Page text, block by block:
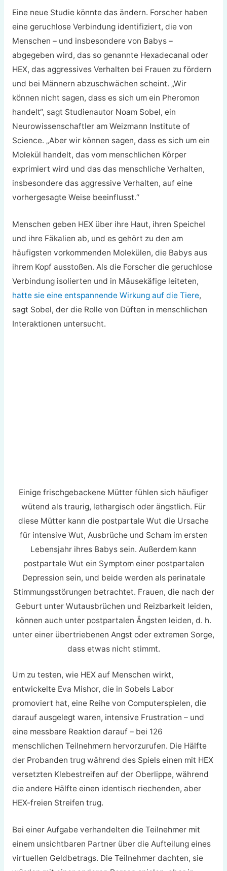
Eine neue Studie könnte das ändern. Forscher haben
eine geruchlose Verbindung identifiziert, die von
Menschen – und insbesondere von Babys –
abgegeben wird, das so genannte Hexadecanal oder
HEX, das aggressives Verhalten bei Frauen zu fördern
und bei Männern abzuschwächen scheint. „Wir
können nicht sagen, dass es sich um ein Pheromon
handelt“, sagt Studienautor Noam Sobel, ein
Neurowissenschaftler am Weizmann Institute of
Science. „Aber wir können sagen, dass es sich um ein
Molekül handelt, das vom menschlichen Körper
exprimiert wird und das das menschliche Verhalten,
insbesondere das aggressive Verhalten, auf eine
vorhergesagte Weise beeinflusst.“
Menschen geben HEX über ihre Haut, ihren Speichel
und ihre Fäkalien ab, und es gehört zu den am
häufigsten vorkommenden Molekülen, die Babys aus
ihrem Kopf ausstoßen. Als die Forscher die geruchlose
Verbindung isolierten und in Mäusekäfige leiteten,
hatte sie eine entspannende Wirkung auf die Tiere,
sagt Sobel, der die Rolle von Düften in menschlichen
Interaktionen untersucht.
Einige frischgebackene Mütter fühlen sich häufiger
wütend als traurig, lethargisch oder ängstlich. Für
diese Mütter kann die postpartale Wut die Ursache
für intensive Wut, Ausbrüche und Scham im ersten
Lebensjahr ihres Babys sein. Außerdem kann
postpartale Wut ein Symptom einer postpartalen
Depression sein, und beide werden als perinatale
Stimmungsstörungen betrachtet. Frauen, die nach der
Geburt unter Wutausbrüchen und Reizbarkeit leiden,
können auch unter postpartalen Ängsten leiden, d. h.
unter einer übertriebenen Angst oder extremen Sorge,
dass etwas nicht stimmt.
Um zu testen, wie HEX auf Menschen wirkt,
entwickelte Eva Mishor, die in Sobels Labor
promoviert hat, eine Reihe von Computerspielen, die
darauf ausgelegt waren, intensive Frustration – und
eine messbare Reaktion darauf – bei 126
menschlichen Teilnehmern hervorzurufen. Die Hälfte
der Probanden trug während des Spiels einen mit HEX
versetzten Klebestreifen auf der Oberlippe, während
die andere Hälfte einen identisch riechenden, aber
HEX-freien Streifen trug.
Bei einer Aufgabe verhandelten die Teilnehmer mit
einem unsichtbaren Partner über die Aufteilung eines
virtuellen Geldbetrags. Die Teilnehmer dachten, sie